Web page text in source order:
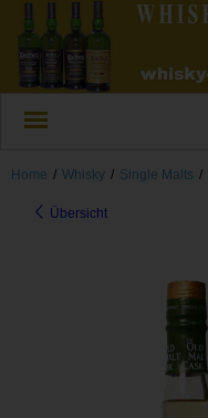
Home / Whisky / Single Malts /
Übersicht